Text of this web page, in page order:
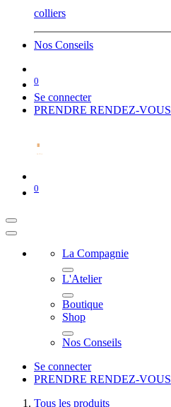
colliers
Nos Conseils
0
Se connecter
PRENDRE RENDEZ-VOUS
0
La Compagnie
L'Atelier
Boutique
Shop
Nos Conseils
Se connecter
PRENDRE RENDEZ-VOUS
Tous les produits